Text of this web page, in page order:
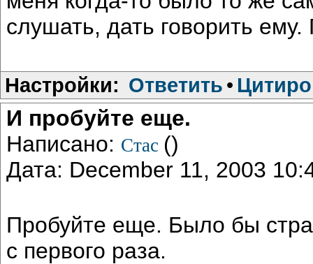
слушать, дать говорить
Настройки: Ответить •
И пробуйте еще.
Написано: Стас ()
Дата: December 11, 2003
Пробуйте еще. Было бы
с первого раза.